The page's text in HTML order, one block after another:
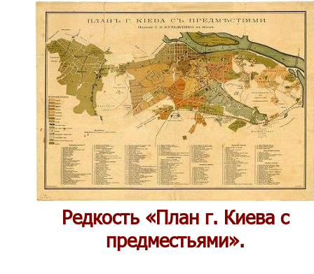
Редкость «План г. Киева с
предместьями».